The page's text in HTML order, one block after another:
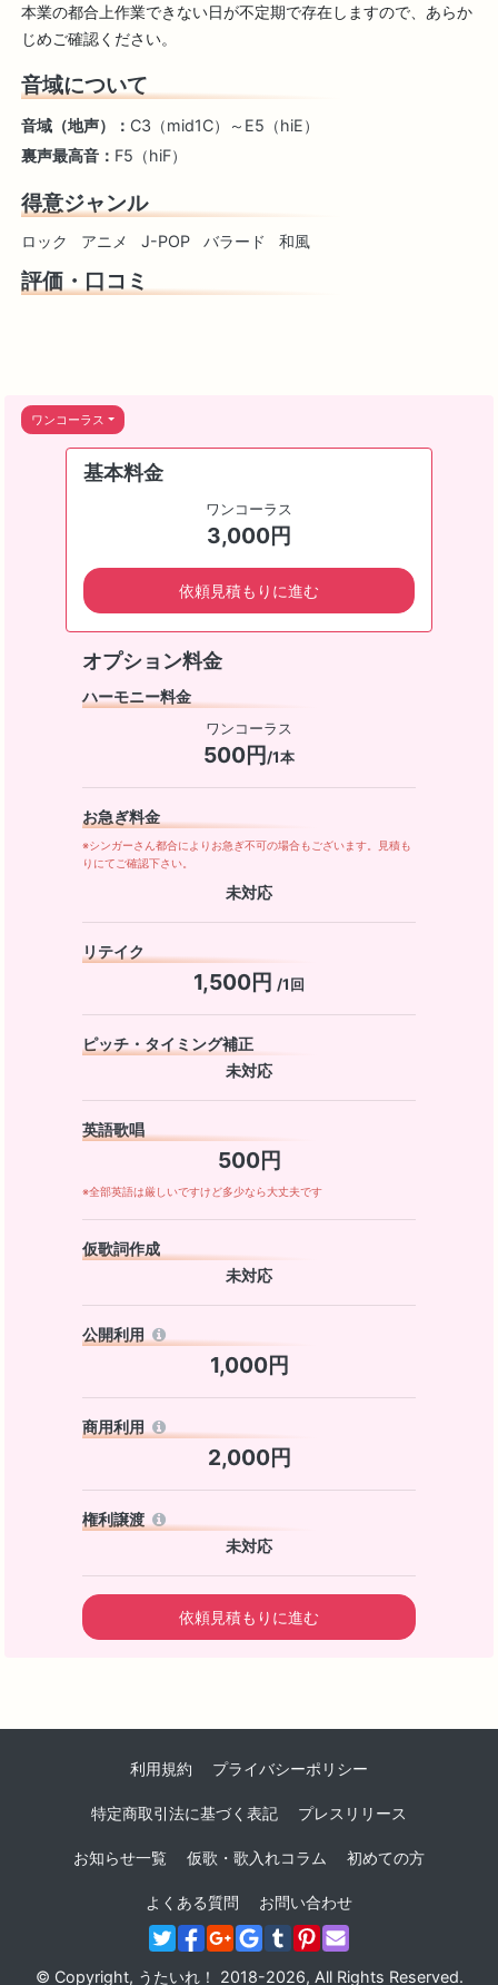
本業の都合上作業できない日が不定期で存在しますので、あらか
じめご確認ください。
音域について
音域（地声）： C3（mid1C）～E5（hiE）
裏声最高音： F5（hiF）
得意ジャンル
ロック アニメ J-POP バラード 和風
評価・口コミ
ワンコーラス
基本料金
ワンコーラス
3,000円
依頼見積もりに進む
オプション料金
ハーモニー料金
ワンコーラス
500円/1本
お急ぎ料金
※シンガーさん都合によりお急ぎ不可の場合もございます。見積も
りにてご確認下さい。
未対応
リテイク
1,500円 /1回
ピッチ・タイミング補正
未対応
英語歌唱
500円
※全部英語は厳しいですけど多少なら大丈夫です
仮歌詞作成
未対応
公開利用
1,000円
商用利用
2,000円
権利譲渡
未対応
依頼見積もりに進む
利用規約 プライバシーポリシー
特定商取引法に基づく表記 プレスリリース
お知らせ一覧 仮歌・歌入れコラム 初めての方
よくある質問 お問い合わせ
© Copyright, うたいれ！ 2018-2026, All Rights Reserved.